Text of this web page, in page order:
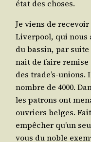
état des choses.
Je viens de
Liver­pool, qui nous
du bas­sin, par
nait de faire remise
des tra­de’s-
nombre de 4000.
les patrons ont
ouvriers belges.
empê­cher qu’un
vous du noble